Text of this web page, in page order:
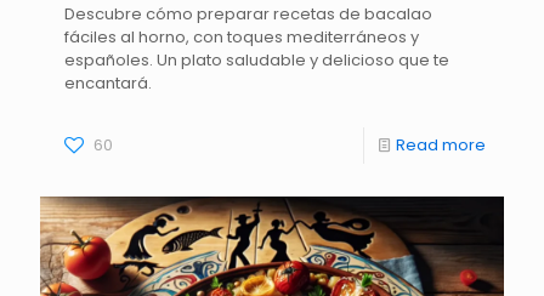
Descubre cómo preparar recetas de bacalao
fáciles al horno, con toques mediterráneos y
españoles. Un plato saludable y delicioso que te
encantará.
60 Read more